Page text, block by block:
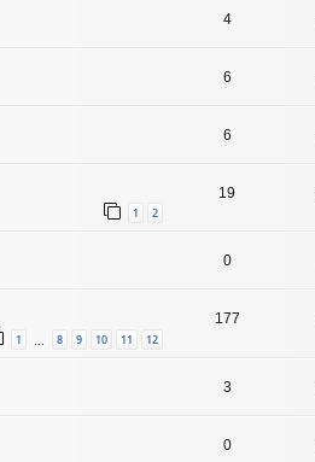
4
6
6
1 2
19
0
1 8 9 10 11 12
177
3
0